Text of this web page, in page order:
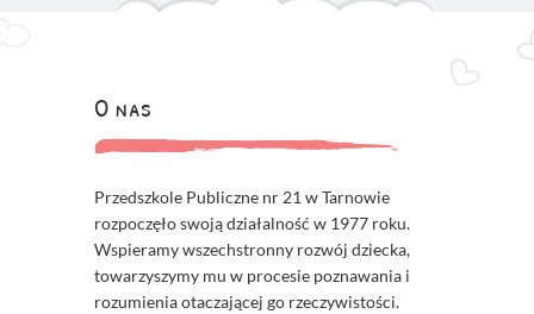
O nas
Przedszkole Publiczne nr 21 w Tarnowie
rozpoczęło swoją działalność w 1977 roku.
Wspieramy wszechstronny rozwój dziecka,
towarzyszymy mu w procesie poznawania i
rozumienia otaczającej go rzeczywistości.